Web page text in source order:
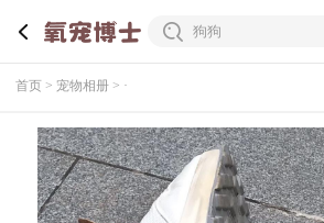
首页 宠物相册 ·